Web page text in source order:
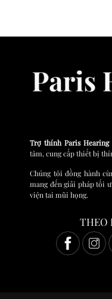
Trợ thính Paris Hearing
tâm, cung cấp thiết bị
Chúng tôi đồng hành
mang đến giải pháp tối
viện tai mũi họng.
THEO